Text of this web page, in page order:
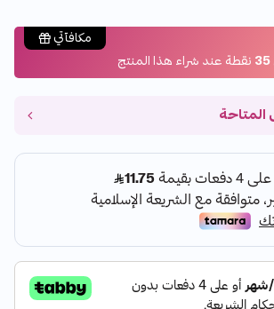
مكافآتي
35 نقطة عند شراء هذا المنتج